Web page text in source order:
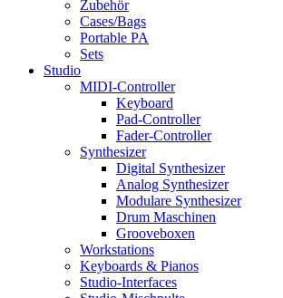
Zubehör
Cases/Bags
Portable PA
Sets
Studio
MIDI-Controller
Keyboard
Pad-Controller
Fader-Controller
Synthesizer
Digital Synthesizer
Analog Synthesizer
Modulare Synthesizer
Drum Maschinen
Grooveboxen
Workstations
Keyboards & Pianos
Studio-Interfaces